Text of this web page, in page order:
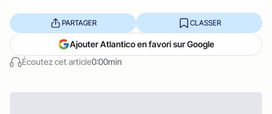
Écoutez cet article0:00min
PARTAGER CLASSER
Ajouter Atlantico en favori sur Google